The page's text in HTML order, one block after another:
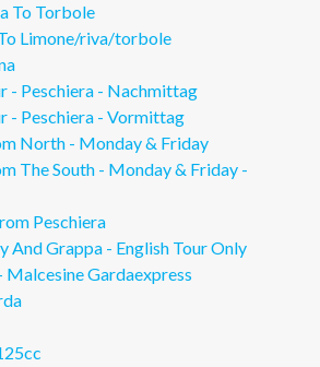
To Torbole
Limone/riva/torbole
- Peschiera - Nachmittag
- Peschiera - Vormittag
North - Monday & Friday
The South - Monday & Friday -
Peschiera
And Grappa - English Tour Only
Malcesine Gardaexpress